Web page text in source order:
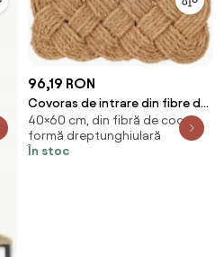
96,19 RON
Covoras de intrare din fibre de
Cocos, 60x40 cm, Treccia
Bizzotto
40×60 cm, din fibră de cocos,
formă dreptunghiulară
În stoc